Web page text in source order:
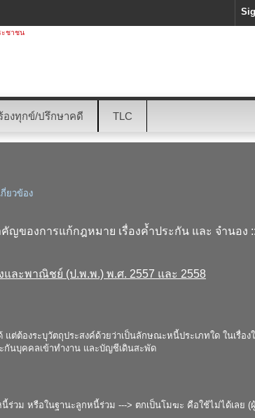
ะชาชน
องทุกข์/ปรึกษาคดี TLC
ยวข้อง
คัญของการแก้กฎหมาย เรื่องค้ำประกัน และ จำนอง ::
ละพาณิชย์ (ป.พ.พ.) พ.ศ. 2557 และ 2558
ต่ต้องระบุวัตถุประสงค์ด้วยว่าเป็นลักษณะหนี้ประเภทใด ในเรื่อ
นบุคคลเข้าทำงาน และบัญชีเดินสะพัด
ร่วม หรือในฐานะลูกหนี้ร่วม ---> ตกเป็นโมฆะ คือใช้ไม่ได้เลย (